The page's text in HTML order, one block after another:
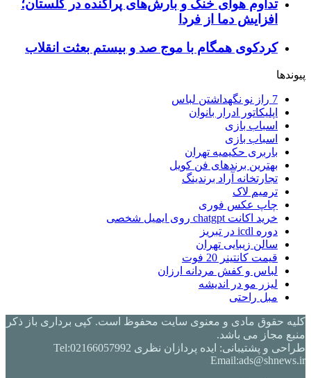
تداوم هوای خنک و بارش‌های پراکنده در گلستان؛
افزایش دما از فردا
کردکوی همگام با موج صد و بیستم بعثت انقلاب
پیوندها
7 راز نو نگهداشتن لباس
اپلیکاتور ادرار بانوان
اسباب بازی
اسباب بازی
باربری حکیمیه تهران
بهترین برندهای فن کویل
تجارتخانه آراد برندینگ
ترمیم لاک
چاپ عکس فوری
خرید اکانت chatgpt روی ایمیل شخصی
دوره icdl در تبریز
سالن زیبایی تهران
قیمت کانتینر 20 فوت
لباس و کفش مردانه ارزان
لیزر مو در اندیشه
مبل راحتی
کلیه حقوق مادی و معنوی سایت محفوظ است. کپی برداری باز ذکر
منبع مجاز می باشد.
طراحی و پشتیبانی: ایده پردازان نظری Tel:02166057992
Email:ads@shnews.ir